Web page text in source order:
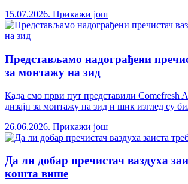
15.07.2026. Прикажи још
Представљамо надограђени
за монтажу на зид
Када смо први пут представили Comefresh
дизајн за монтажу на зид и шик изглед су
26.06.2026. Прикажи још
Да ли добар пречистач ваздуха
кошта више